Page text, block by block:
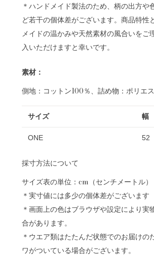
＊ハンドメイド製法のため、柄の出方や
ど若干の個体差がございます。商品特性
メイドの温かみや天然素材の風合いをご
入いただけますと幸いです。
素材：
側地：コットン100％、詰め物：ポリエ
サイズ 幅
ONE 52
採寸方法について
サイズ表の単位：cm（センチメートル）
＊実寸値には多少の個体差がございます
＊画面上の色はブラウザや設定により実
合があります。
＊ウエア類はたたんだ状態でのお届けの
ワがついている場合がございます。